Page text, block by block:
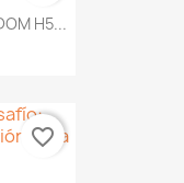
H5...
favorite_border